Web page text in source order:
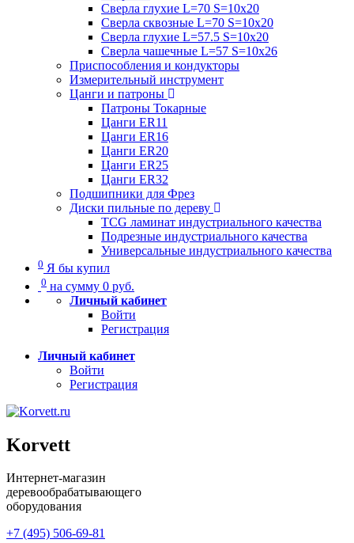
Сверла глухие L=70 S=10x20
Сверла сквозные L=70 S=10x20
Сверла глухие L=57.5 S=10x20
Сверла чашечные L=57 S=10x26
Приспособления и кондукторы
Измерительный инструмент
Цанги и патроны
Патроны Токарные
Цанги ER11
Цанги ER16
Цанги ER20
Цанги ER25
Цанги ER32
Подшипники для Фрез
Диски пильные по дереву
TCG ламинат индустриального качества
Подрезные индустриального качества
Универсальные индустриального качества
0 Я бы купил
0 на сумму 0 руб.
Личный кабинет
Войти
Регистрация
Личный кабинет
Войти
Регистрация
Korvett
Интернет-магазин
деревообрабатывающего
оборудования
+7 (495) 506-69-81